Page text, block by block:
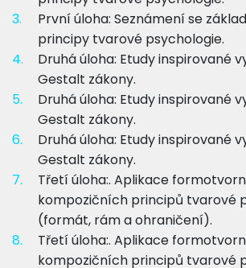
3.
První úloha: Seznámení se
principy tvarové psychologie.
4.
Druhá úloha: Etudy inspirované
Gestalt zákony.
5.
Druhá úloha: Etudy inspirované
Gestalt zákony.
6.
Druhá úloha: Etudy inspirované
Gestalt zákony.
7.
Třetí úloha:. Aplikace
kompozičních principů tvarové
(formát, rám a ohraničení).
8.
Třetí úloha:. Aplikace
kompozičních principů tvarové